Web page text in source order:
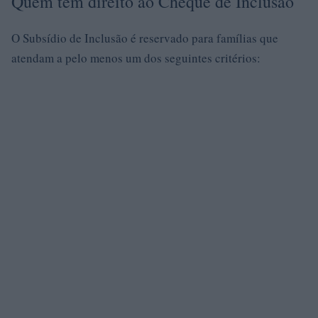
O Subsídio de Inclusão é reservado para famílias que
atendam a pelo menos um dos seguintes critérios: